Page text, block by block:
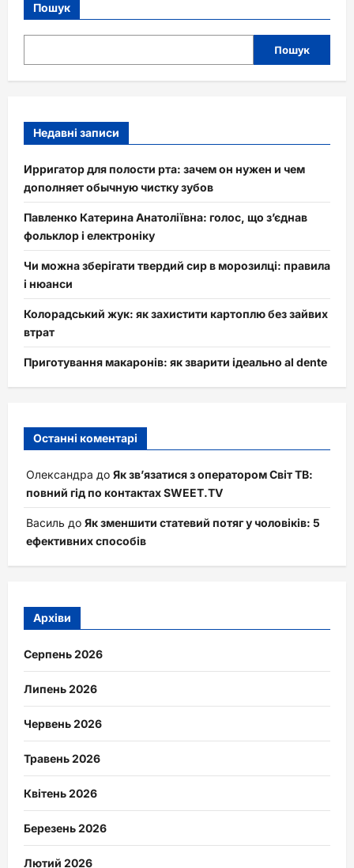
Пошук
Пошук
Недавні записи
Ирригатор для полости рта: зачем он нужен и чем
дополняет обычную чистку зубов
Павленко Катерина Анатоліївна: голос, що з’єднав
фольклор і електроніку
Чи можна зберігати твердий сир в морозилці: правила
і нюанси
Колорадський жук: як захистити картоплю без зайвих
втрат
Приготування макаронів: як зварити ідеально al dente
Останні коментарі
Олександра до Як зв’язатися з оператором Світ ТВ:
повний гід по контактах SWEET.TV
Василь до Як зменшити статевий потяг у чоловіків: 5
ефективних способів
Архіви
Серпень 2026
Липень 2026
Червень 2026
Травень 2026
Квітень 2026
Березень 2026
Лютий 2026